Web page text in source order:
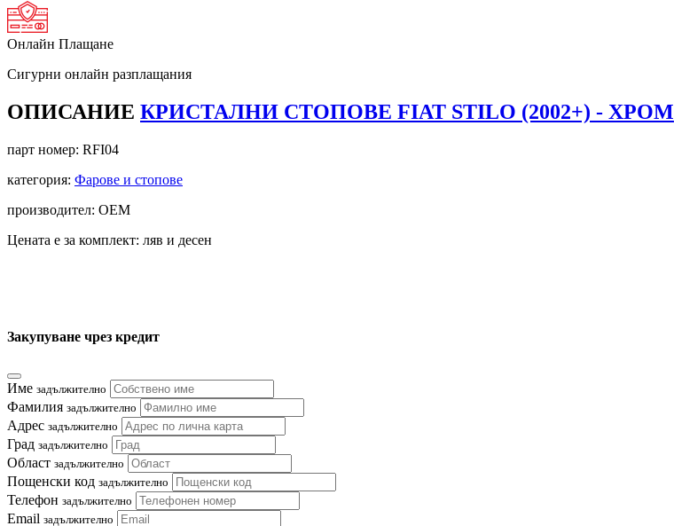
Онлайн Плащане
Сигурни онлайн разплащания
ОПИСАНИЕ КРИСТАЛНИ СТОПОВЕ FIAT STILO (2002+) - ХРОМ
парт номер: RFI04
категория: Фарове и стопове
производител: OEM
Цената е за комплект: ляв и десен
Закупуване чрез кредит
Име задължително
Фамилия задължително
Адрес задължително
Град задължително
Област задължително
Пощенски код задължително
Телефон задължително
Email задължително